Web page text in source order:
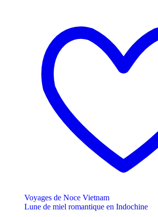
Voyages de Noce Vietnam
Lune de miel romantique en Indochine